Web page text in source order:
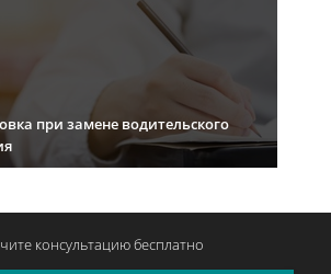
при замене водительского
консультациюбесплатно